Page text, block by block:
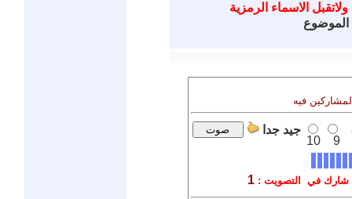
الاسماء الرمزية
الموضوع
فيه
9
10
جيد جدا
شارك في التصويت : 1